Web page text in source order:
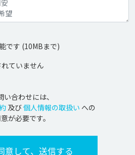
です (10MBまで)
ていません
い合わせには、
及び個人情報の取扱い への
が必要です。